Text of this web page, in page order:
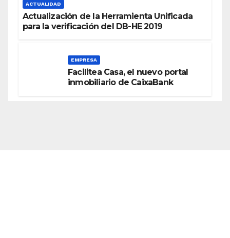
ACTUALIDAD
Actualización de la Herramienta Unificada
para la verificación del DB-HE 2019
EMPRESA
Facilitea Casa, el nuevo portal
inmobiliario de CaixaBank